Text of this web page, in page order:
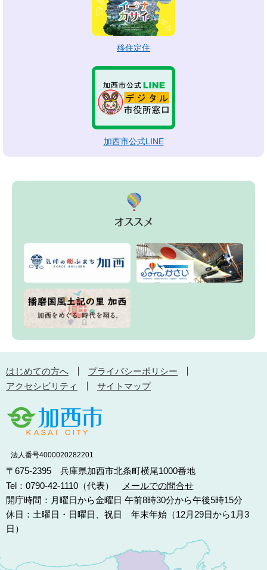
移住定住
加西市公式LINE
はじめての方へ
プライバシーポリシー
アクセシビリティ
サイトマップ
法人番号4000020282201
〒675-2395 兵庫県加西市北条町横尾1000番地
Tel：0790-42-1110（代表）
メールでの問合せ
開庁時間：月曜日から金曜日 午前8時30分から午後5時15分
休日：土曜日・日曜日、祝日 年末年始（12月29日から1月3
日）